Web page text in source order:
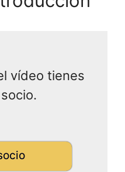
vídeo tienes